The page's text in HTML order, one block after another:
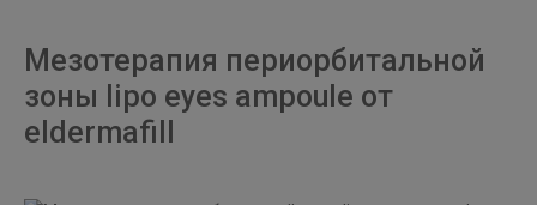
Мезотерапия периорбитальной
зоны lipo eyes ampoule от
eldermafill